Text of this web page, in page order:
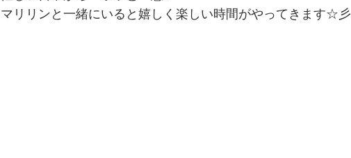
マリリンと一緒にいると嬉しく楽しい時間がやってきます☆彡